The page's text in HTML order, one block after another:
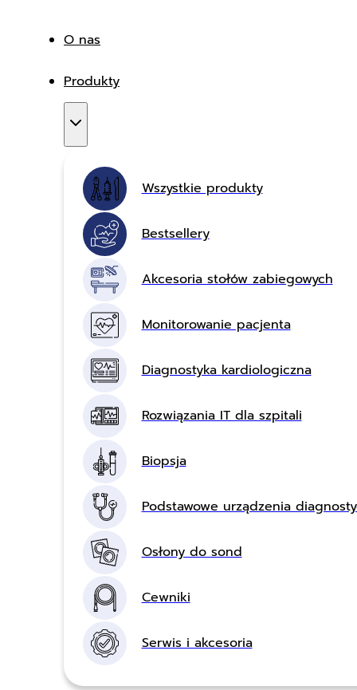
O nas
Produkty
Wszystkie produkty
Bestsellery
Akcesoria stołów zabiegowych
Monitorowanie pacjenta
Diagnostyka kardiologiczna
Rozwiązania IT dla szpitali
Biopsja
Podstawowe urządzenia
Osłony do sond
Cewniki
Serwis i akcesoria